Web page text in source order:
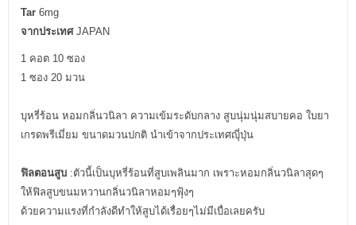
Tar 6mg
จากประเทศJAPAN
1 คอต 10 ซอง
1 ซอง 20 มวน
บุหรี่ร้อน หอมกลิ่นวนิลา ความเข้มระดับกลาง สูบนุ่มนุ่มสบายคอ ใบยา
เกรดพรีเมี่ยม ขนาดมวนปกติ นำเข้าจากประเทศญุี่ปุ่น
ฟิลตอนสูบ :ตัวนี้เป็นบุหรี่ร้อนที่สูบเพลินมาก เพราะหอมกลิ่นวนิลาสุดๆ
ให้ฟิลสูบขนมหวานกลิ่นวนิลาหอมๆฟุ้งๆ
ด้วยความแรงที่กำลังดีทำให้สูบได้เรื่อยๆไม่มีเบื่อเลยครับ